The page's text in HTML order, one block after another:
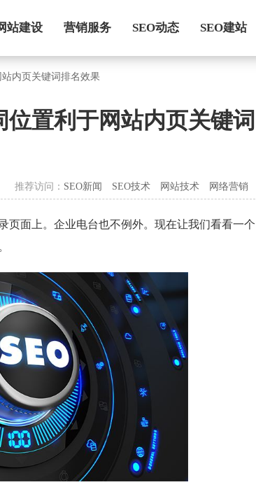
站建设 营销服务 SEO动态 SEO建站
内页关键词排名效果
置利于网站内页关键词
推荐访问： SEO新闻 SEO技术 网站技术 网络营销
页面上。企业电台也不例外。现在让我们看看一个